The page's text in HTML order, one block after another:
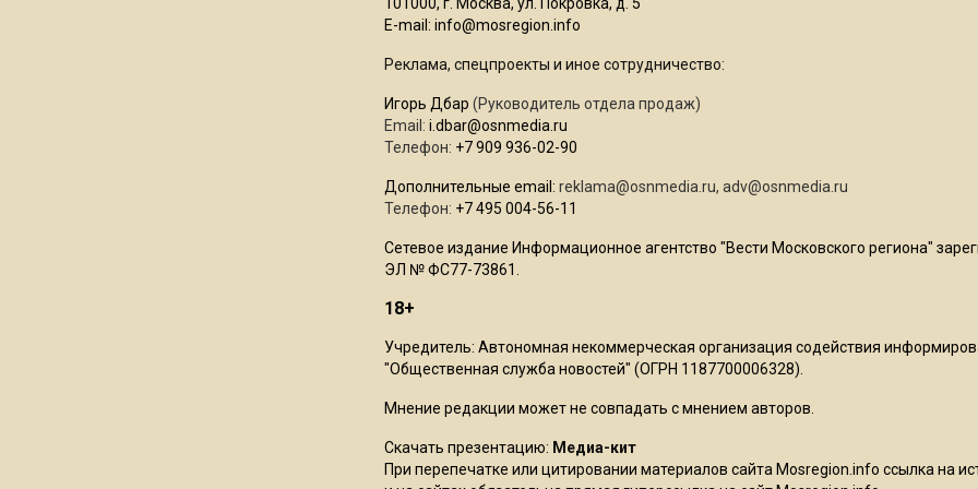
E-mail: info@mosregion.info
Реклама, спецпроекты и иное сотрудничество:
Игорь Дбар (Руководитель отдела продаж)
Email: i.dbar@osnmedia.ru
Телефон: +7 909 936-02-90
Дополнительные email: reklama@osnmedia.ru, adv@osnmedia.ru
Телефон: +7 495 004-56-11
Сетевое издание Информационное агентство "Вести Московского региона"
ЭЛ № ФС77-73861.
18+
Учредитель: Автономная некоммерческая организация содействия
"Общественная служба новостей" (ОГРН 1187700006328).
Мнение редакции может не совпадать с мнением авторов.
Скачать презентацию: Медиа-кит
При перепечатке или цитировании материалов сайта Mosregion.info ссылка на